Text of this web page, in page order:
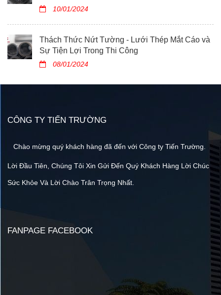
10/01/2024
Thách Thức Nứt Tường - Lưới Thép Mắt Cáo và
Sự Tiện Lợi Trong Thi Công
08/01/2024
CÔNG TY TIẾN TRƯỜNG
Chào mừng quý khách hàng đã đến với Công ty Tiến Trường.
Lời Đầu Tiên, Chúng Tôi Xin Gửi Đến Quý Khách Hàng Lời Chúc
Sức Khỏe Và Lời Chào Trân Trọng Nhất.
FANPAGE FACEBOOK